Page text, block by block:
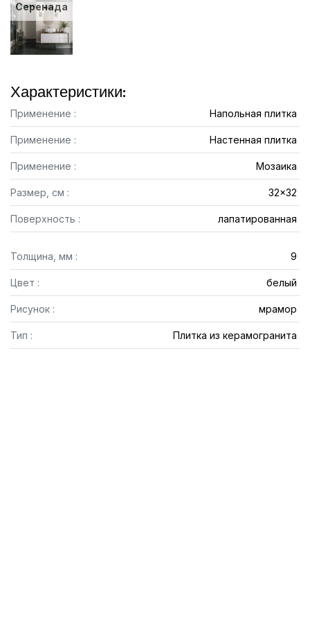
Серенада
Характеристики:
Применение : Напольная плитка
Применение : Настенная плитка
Применение : Мозаика
Размер, см : 32x32
Поверхность : лапатированная
Толщина, мм : 9
Цвет : белый
Рисунок : мрамор
Тип : Плитка из керамогранита